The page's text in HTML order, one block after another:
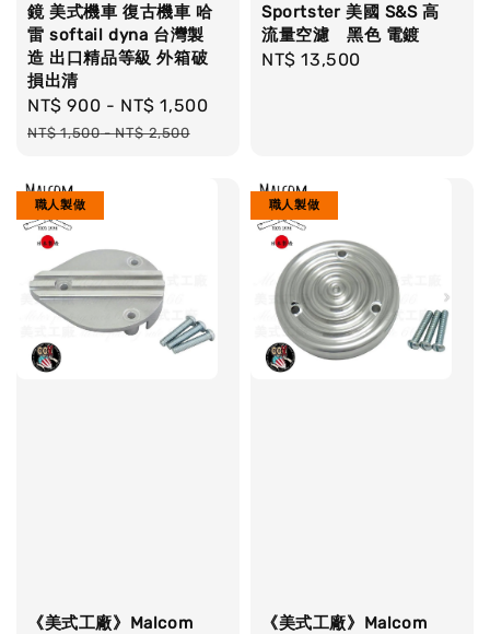
鏡 美式機車 復古機車 哈
雷 softail dyna 台灣製
造 出口精品等級 外箱破
損出清
Sale
price
NT$ 900 - NT$ 1,500
NT$ 1,500-NT$ 2,500
Sportster 美國 S&S 高
流量空濾 黑色 電鍍
Regular
NT$ 13,500
職人製做
《美式工廠》Malcom
職人製做
《美式工廠》Malcom